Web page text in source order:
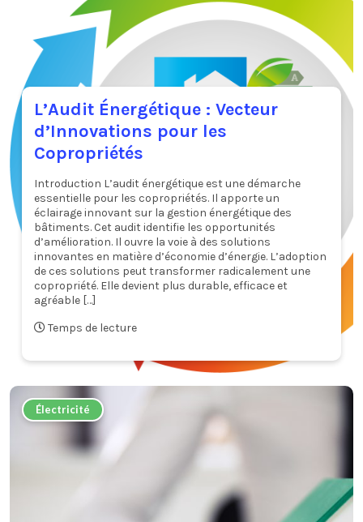
L’Audit Énergétique : Vecteur
d’Innovations pour les
Copropriétés
Introduction L’audit énergétique est une démarche
essentielle pour les copropriétés. Il apporte un
éclairage innovant sur la gestion énergétique des
bâtiments. Cet audit identifie les opportunités
d’amélioration. Il ouvre la voie à des solutions
innovantes en matière d’économie d’énergie. L’adoption
de ces solutions peut transformer radicalement une
copropriété. Elle devient plus durable, efficace et
agréable […]
Temps de lecture
Électricité